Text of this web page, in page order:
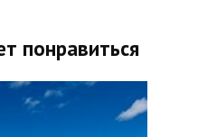
понравиться